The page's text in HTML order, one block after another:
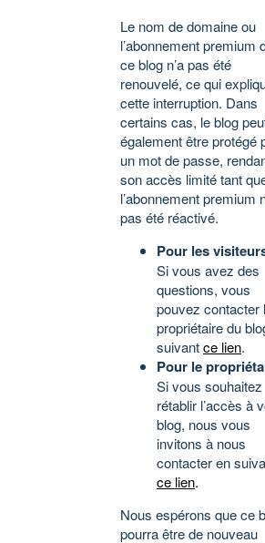
Le nom de domaine ou
l’abonnement premium
ce blog n’a pas été
renouvelé, ce qui
cette interruption. Dans
certains cas, le blog
également être protégé
un mot de passe,
son accès limité tant
l’abonnement premium
pas été réactivé.
Pour les
Si vous avez des
questions, vous
pouvez contacter
propriétaire du
suivantce lien.
Pour le
Si vous souhaitez
rétablir l’accès à
blog, nous vous
invitons à nous
contacter en
ce lien.
Nous espérons que ce
pourra être de nouveau